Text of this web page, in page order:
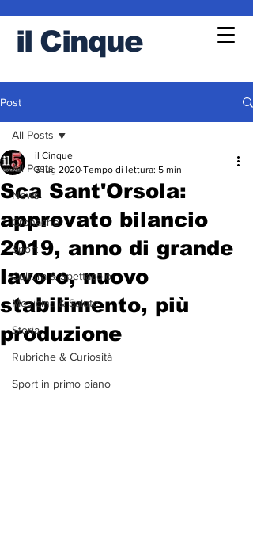
il Cinque
Post
All Posts
News
Cronache
Sport
Cultura & Spettacolo
Medicina & Salute
Storia
Rubriche & Curiosità
Sport in primo piano
All Posts
Sca Sant'Orsola:
approvato bilancio
2019, anno di grande
lavoro, nuovo
stabilimento, più
produzione
il Cinque
5 lug 2020 Tempo di lettura: 5 min